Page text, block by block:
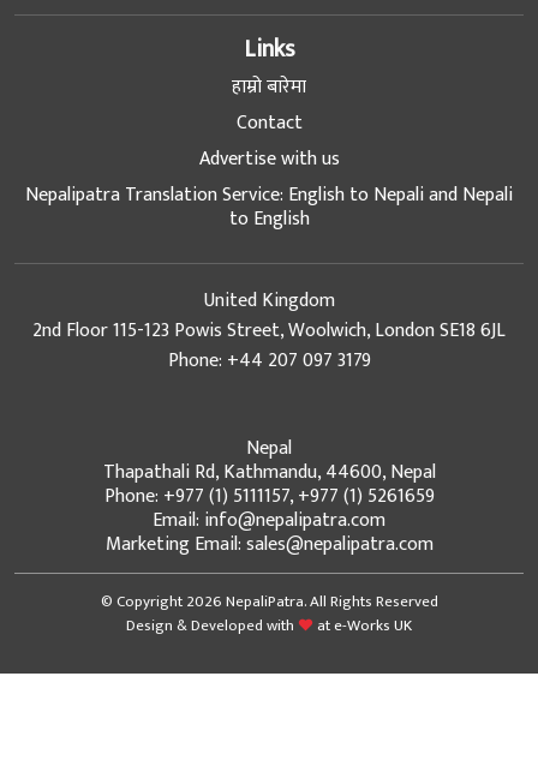
Links
हाम्रो बारेमा
Contact
Advertise with us
Nepalipatra Translation Service: English to Nepali and Nepali
to English
United Kingdom
2nd Floor 115-123 Powis Street, Woolwich, London SE18 6JL
Phone: +44 207 097 3179
Nepal
Thapathali Rd, Kathmandu, 44600, Nepal
Phone: +977 (1) 5111157, +977 (1) 5261659
Email: info@nepalipatra.com
Marketing Email: sales@nepalipatra.com
© Copyright 2026 NepaliPatra. All Rights Reserved
Design & Developed with
ate-Works UK